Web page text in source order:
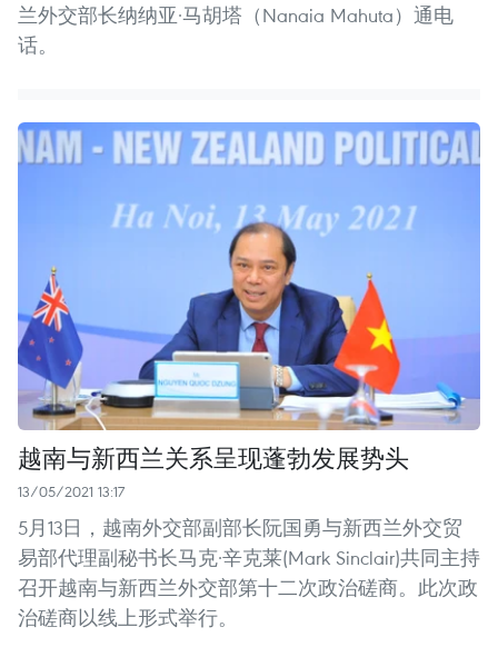
兰外交部长纳纳亚·马胡塔（Nanaia Mahuta）通电
话。
越南与新西兰关系呈现蓬勃发展势头
13/05/2021 13:17
5月13日，越南外交部副部长阮国勇与新西兰外交贸
易部代理副秘书长马克·辛克莱(Mark Sinclair)共同主持
召开越南与新西兰外交部第十二次政治磋商。此次政
治磋商以线上形式举行。